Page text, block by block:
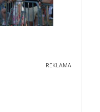
REKLAMA